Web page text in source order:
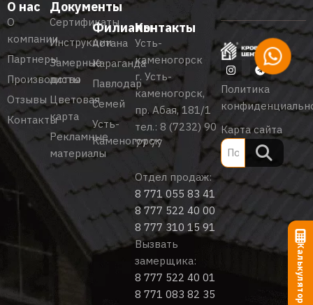
О нас
О
компании
Партнеры
Производство
Отзывы
Контакты
Документы
Сертификаты
Инструкции
Замерные
листы
Цветовая
карта
Рекламные
материалы
Филиалы
Астана
Караганда
Павлодар
Семей
Усть-
Каменогорск
Контакты
Усть-
каменогорск
г. Усть-
каменогорск,
пр. Абая, 181/1
тел.: 8 (7232) 90
77 77
Отдел продаж:
8 771 055 83 41
8 777 522 40 00
8 777 310 15 91
Вызвать
замерщика:
8 777 522 40 01
8 771 083 82 35
Политика
Карта сайта
Калькулятор